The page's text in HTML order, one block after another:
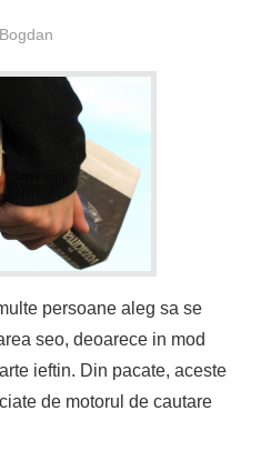
persoane aleg sa se
seo, deoarece in mod
ieftin. Din pacate, aceste
de motorul de cautare